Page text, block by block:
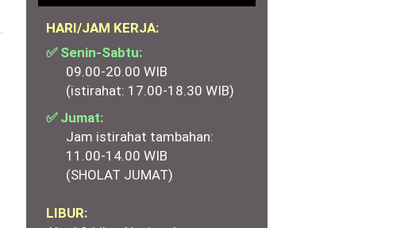
HARI/JAM KERJA:
✅ Senin-Sabtu:
09.00-20.00 WIB
(istirahat: 17.00-18.30 WIB)
✅ Jumat:
Jam istirahat tambahan:
11.00-14.00 WIB
(SHOLAT JUMAT)
LIBUR: